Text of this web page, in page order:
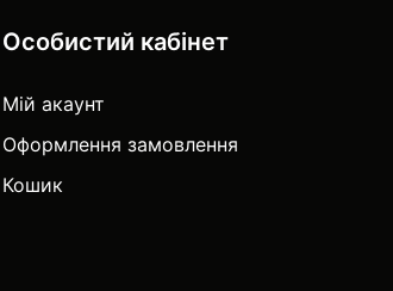
Особистий кабінет
Мій акаунт
Оформлення замовлення
Кошик